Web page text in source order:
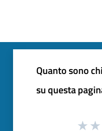
Quanto sono
su questa